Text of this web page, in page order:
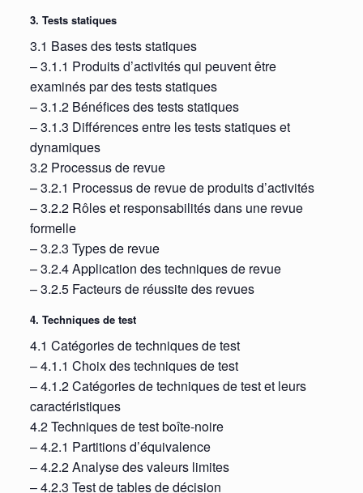
3. Tests statiques
3.1 Bases des tests statiques
– 3.1.1 Produits d’activités qui peuvent être
examinés par des tests statiques
– 3.1.2 Bénéfices des tests statiques
– 3.1.3 Différences entre les tests statiques et
dynamiques
3.2 Processus de revue
– 3.2.1 Processus de revue de produits d’activités
– 3.2.2 Rôles et responsabilités dans une revue
formelle
– 3.2.3 Types de revue
– 3.2.4 Application des techniques de revue
– 3.2.5 Facteurs de réussite des revues
4. Techniques de test
4.1 Catégories de techniques de test
– 4.1.1 Choix des techniques de test
– 4.1.2 Catégories de techniques de test et leurs
caractéristiques
4.2 Techniques de test boîte-noire
– 4.2.1 Partitions d’équivalence
– 4.2.2 Analyse des valeurs limites
– 4.2.3 Test de tables de décision